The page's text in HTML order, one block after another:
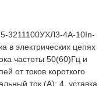
3211100УХЛ3-4А-10In-
в электрических цепях
частоты 50(60)Гц и
от токов короткого
ток (А): 4, уставка